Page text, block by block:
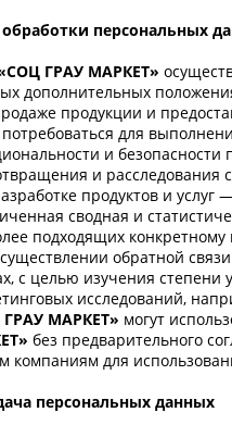
персональных
ГРАУ МАРКЕТ»
дополнительных
продукции и
потребоваться для
и безопасности
и расследования
продуктов и услуг
сводная и
подходящих конкретному
обратной
с целью изучения степени
исследований,
МАРКЕТ» могут
без предварительного
компаниям для
персональных данных